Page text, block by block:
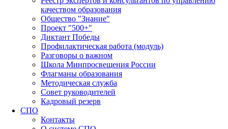
качеством образования
Общество "Знание"
Проект "500+"
Диктант Победы
Профилактическая работа (модуль)
Разговоры о важном
Школа Минпросвещения России
Флагманы образования
Методическая служба
Совет руководителей
Кадровый резерв
СПО
Контакты